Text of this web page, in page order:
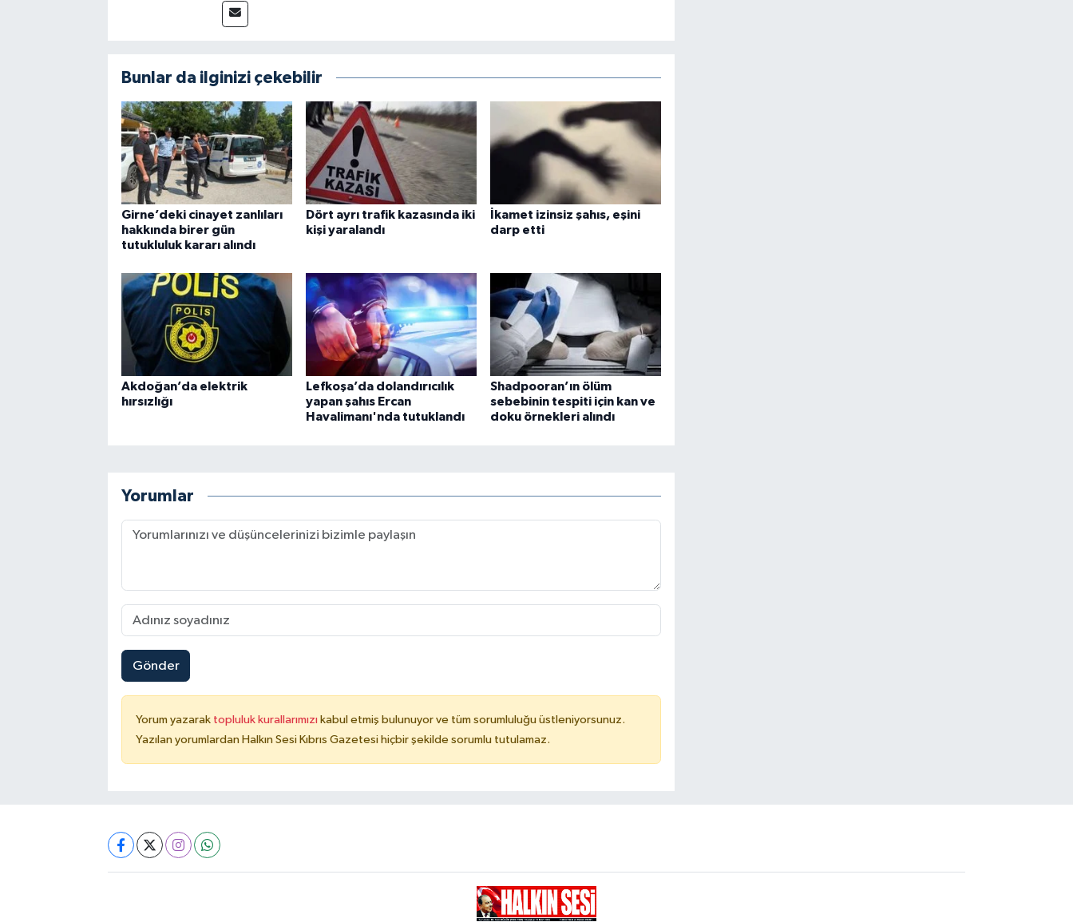
Bunlar da ilginizi çekebilir
Girne’deki cinayet zanlıları
hakkında birer gün
tutukluluk kararı alındı
Dört ayrı trafik kazasında iki
kişi yaralandı
İkamet izinsiz şahıs, eşini
darp etti
Akdoğan’da elektrik
hırsızlığı
Lefkoşa’da dolandırıcılık
yapan şahıs Ercan
Havalimanı'nda tutuklandı
Shadpooran’ın ölüm
sebebinin tespiti için kan ve
doku örnekleri alındı
Yorumlar
Gönder
Yorum yazarak topluluk kurallarımızı kabul etmiş bulunuyor ve tüm sorumluluğu üstleniyorsunuz.
Yazılan yorumlardan Halkın Sesi Kıbrıs Gazetesi hiçbir şekilde sorumlu tutulamaz.